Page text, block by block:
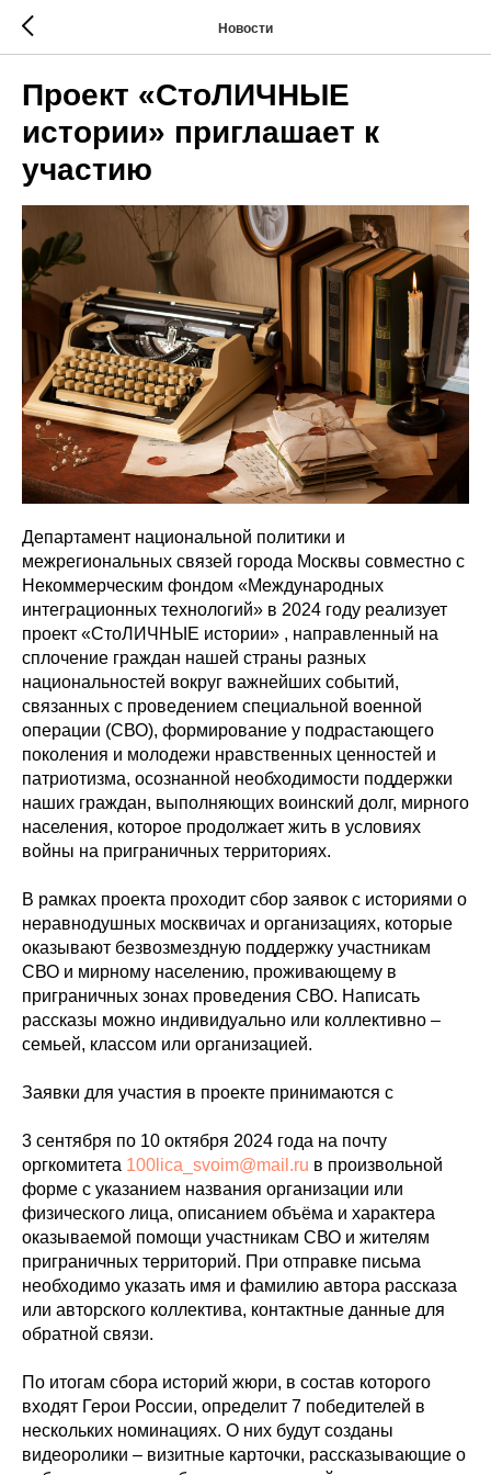
Новости
Проект «СтоЛИЧНЫЕ
истории» приглашает к
участию
Департамент национальной политики и
межрегиональных связей города Москвы совместно с
Некоммерческим фондом «Международных
интеграционных технологий» в 2024 году реализует
проект «СтоЛИЧНЫЕ истории» , направленный на
сплочение граждан нашей страны разных
национальностей вокруг важнейших событий,
связанных с проведением специальной военной
операции (СВО), формирование у подрастающего
поколения и молодежи нравственных ценностей и
патриотизма, осознанной необходимости поддержки
наших граждан, выполняющих воинский долг, мирного
населения, которое продолжает жить в условиях
войны на приграничных территориях.
В рамках проекта проходит сбор заявок с историями о
неравнодушных москвичах и организациях, которые
оказывают безвозмездную поддержку участникам
СВО и мирному населению, проживающему в
приграничных зонах проведения СВО. Написать
рассказы можно индивидуально или коллективно –
семьей, классом или организацией.
Заявки для участия в проекте принимаются с
3 сентября по 10 октября 2024 года на почту
оргкомитета 100lica_svoim@mail.ru в произвольной
форме с указанием названия организации или
физического лица, описанием объёма и характера
оказываемой помощи участникам СВО и жителям
приграничных территорий. При отправке письма
необходимо указать имя и фамилию автора рассказа
или авторского коллектива, контактные данные для
обратной связи.
По итогам сбора историй жюри, в состав которого
входят Герои России, определит 7 победителей в
нескольких номинациях. О них будут созданы
видеоролики – визитные карточки, рассказывающие о